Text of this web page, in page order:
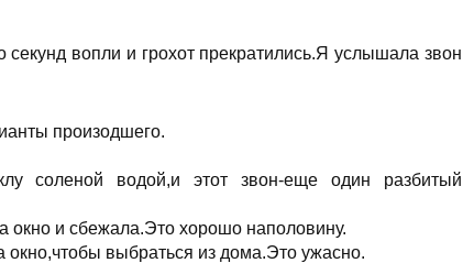
вопли и грохот прекратились.Я услышала звон
произодшего.
соленой водой,и этот звон-еще один разбитый
окно и сбежала.Это хорошо наполовину.
выбраться из дома.Это ужасно.